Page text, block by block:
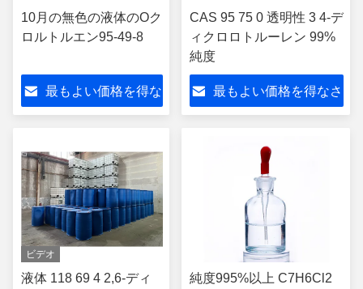
10月の無色の液体のOク
ロルトルエン95-49-8
最もよい価格を得な
CAS 95 75 0 透明性 3 4-デ
ィクロロトルーレン 99%
純度
最もよい価格を得なさ
ビデオ
液体 118 69 4 2,6-ディ
純度995%以上 C7H6Cl2